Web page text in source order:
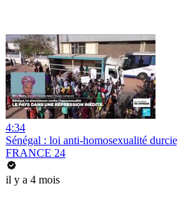
4:34
Sénégal : loi anti-homosexualité
FRANCE 24
il y a 4 mois